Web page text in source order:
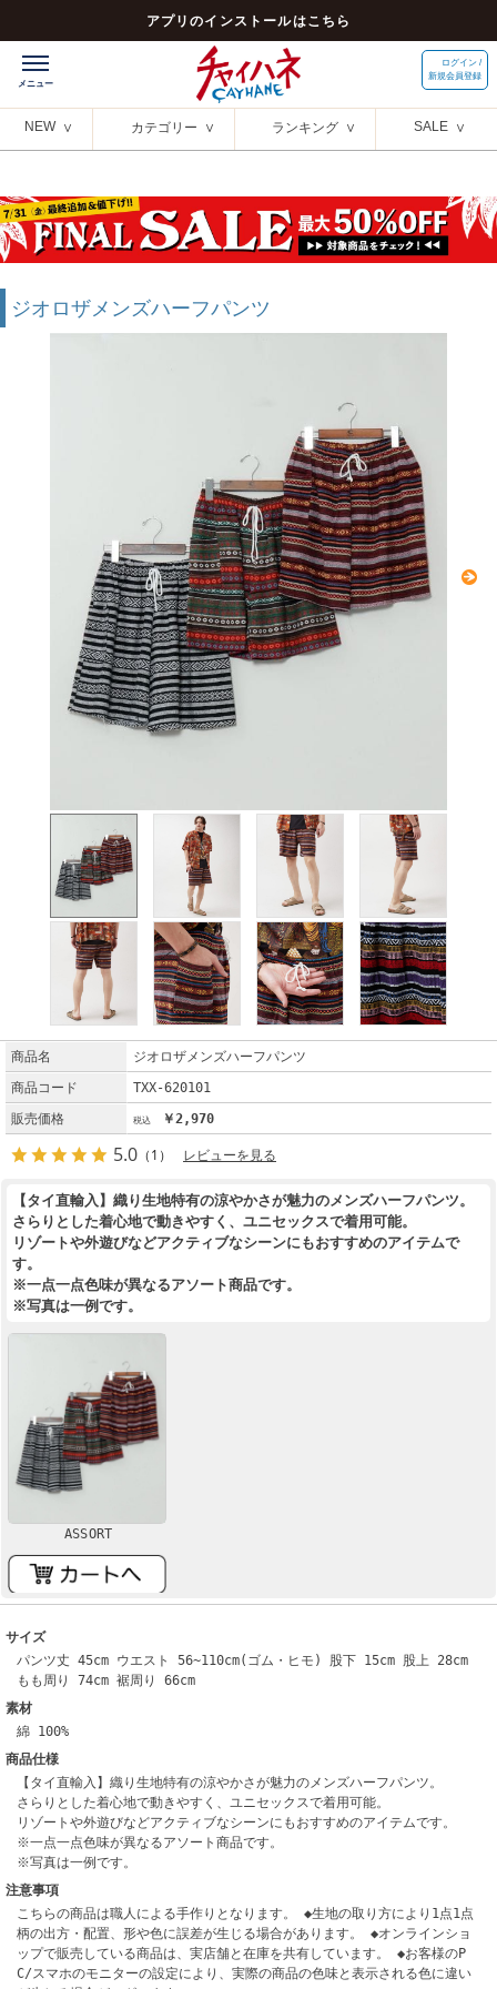
アプリのインストールはこちら
ログイン /
新規会員登録
NEW カテゴリー ランキング SALE
ジオロザメンズハーフパンツ
商品名
ジオロザメンズハーフパンツ
商品コード
TXX-620101
販売価格
￥2,970
5.0 （1） レビューを見る
【タイ直輸入】織り生地特有の涼やかさが魅力のメンズハーフパンツ。
さらりとした着心地で動きやすく、ユニセックスで着用可能。
リゾートや外遊びなどアクティブなシーンにもおすすめのアイテムで
す。
※一点一点色味が異なるアソート商品です。
※写真は一例です。
ASSORT
サイズ
パンツ丈 45cm ウエスト 56~110cm(ゴム・ヒモ) 股下 15cm 股上 28cm
もも周り 74cm 裾周り 66cm
素材
綿 100%
商品仕様
【タイ直輸入】織り生地特有の涼やかさが魅力のメンズハーフパンツ。
さらりとした着心地で動きやすく、ユニセックスで着用可能。
リゾートや外遊びなどアクティブなシーンにもおすすめのアイテムです。
※一点一点色味が異なるアソート商品です。
※写真は一例です。
注意事項
こちらの商品は職人による手作りとなります。 ◆生地の取り方により1点1点
柄の出方・配置、形や色に誤差が生じる場合があります。 ◆オンラインショ
ップで販売している商品は、実店舗と在庫を共有しています。 ◆お客様のP
C/スマホのモニターの設定により、実際の商品の色味と表示される色に違い